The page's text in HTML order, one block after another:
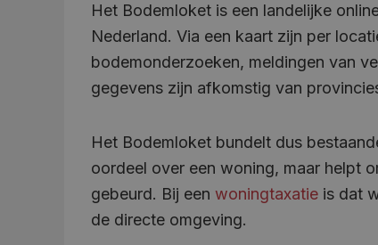
Het Bodemloket is een landelijke
Nederland. Via een kaart zijn per
bodemonderzoeken, meldingen van
gegevens zijn afkomstig van
Het Bodemloket bundelt dus
oordeel over een woning, maar helpt
gebeurd. Bij een woningtaxatie is dat
de directe omgeving.